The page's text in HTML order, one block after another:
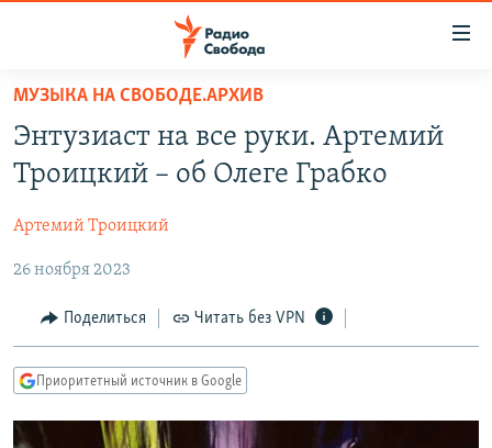
упрощенного
доступа
Вернуться
основному
Вернутся
главной
навигации
Вернутся
поиску
ПОДКАСТЫ
АВТОРСКИЕ ПРОЕКТЫ
ЦИТАТЫ СВОБОДЫ
МНЕНИЯ
КУЛЬТУРА
IDEL.РЕАЛИИ
КАВКАЗ.РЕАЛИИ
СЕВЕР.РЕАЛИИ
МУЗЫКА НА СВОБОДЕ.АРХИВ
Энтузиаст на все руки. Артемий
Троицкий – об Олеге Грабко
Артемий Троицкий
26 ноября 2023
Поделиться Читать без VPN
Приоритетный источник в Google